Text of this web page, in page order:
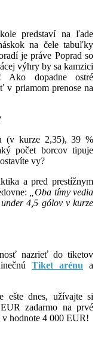
predstaví na ľade
na čele tabuľky
je práve Poprad so
výhry by sa kamzici
dopadne ostré
v priamom prenose na
(v kurze 2,35), 39 %
počet borcov tipuje
vy?
a pred prestížnym
„Oba tímy vedia
4,5 gólov v kurze
nazrieť do tiketov
Tiket arénu a
ešte dnes, užívajte si
zadarmo na prvé
v hodnote 4 000 EUR!